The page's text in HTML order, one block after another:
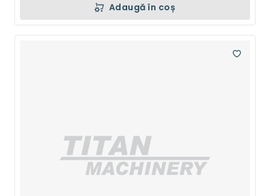
Adaugă în coș